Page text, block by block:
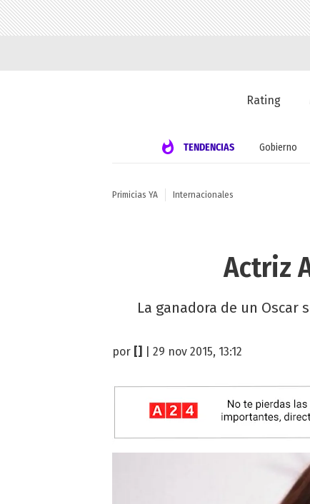
Rating
TENDENCIAS Gobierno
Primicias YA Internacionales
Actriz
La ganadora de un
por | 29 nov 2015, 13:12